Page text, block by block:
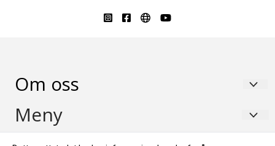
Om oss
Franz Jager As
Blakerveien 31
Meny